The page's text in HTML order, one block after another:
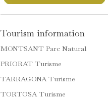
Tourism information
MONTSANT Parc Natural
PRIORAT Turisme
TARRAGONA Turisme
TORTOSA Turisme